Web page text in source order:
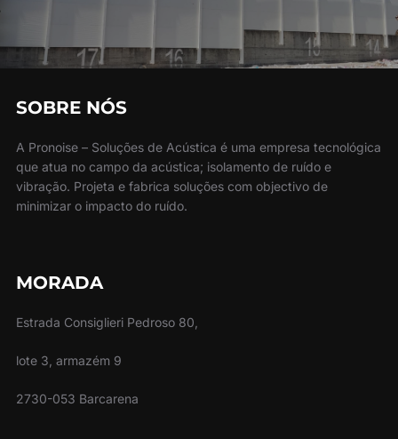
SOBRE NÓS
A Pronoise – Soluções de Acústica é uma empresa tecnológica
que atua no campo da acústica; isolamento de ruído e
vibração. Projeta e fabrica soluções com objectivo de
minimizar o impacto do ruído.
MORADA
Estrada Consiglieri Pedroso 80,
lote 3, armazém 9
2730-053 Barcarena